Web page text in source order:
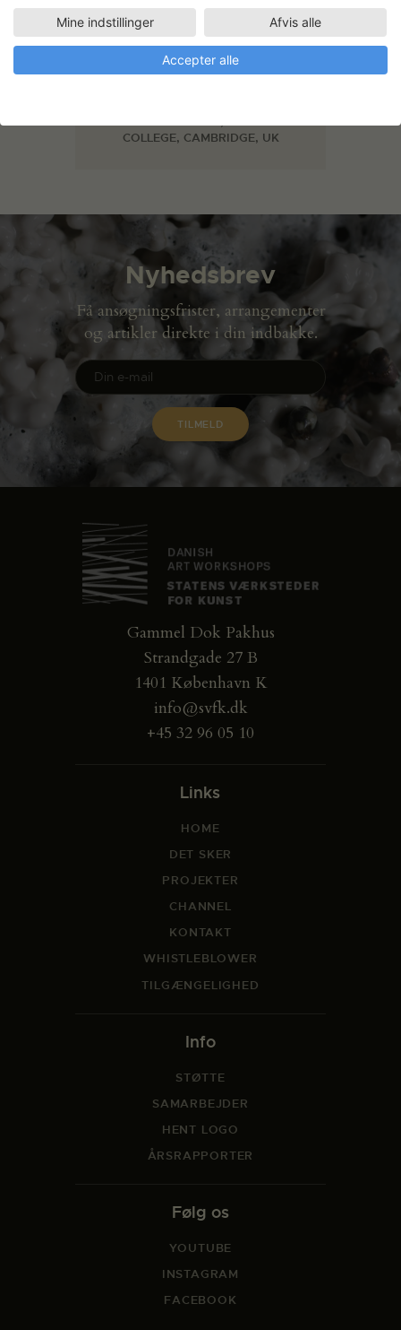
Arbejdsområde
Malerkunst
COLLEGE, CAMBRIDGE, UK
Nyhedsbrev
Få ansøgningsfrister, arrangementer
og artikler direkte i din indbakke.
Gammel Dok Pakhus
Strandgade 27 B
1401 København K
info@svfk.dk
+45 32 96 05 10
Links
HOME
DET SKER
PROJEKTER
CHANNEL
KONTAKT
WHISTLEBLOWER
TILGÆNGELIGHED
Info
STØTTE
SAMARBEJDER
HENT LOGO
ÅRSRAPPORTER
Følg os
YOUTUBE
INSTAGRAM
FACEBOOK
Mine indstillinger Afvis alle
Accepter alle